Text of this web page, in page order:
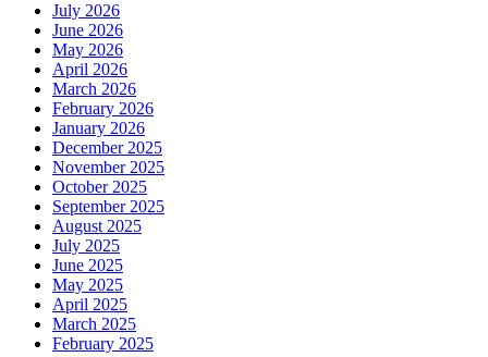
July 2026
June 2026
May 2026
April 2026
March 2026
February 2026
January 2026
December 2025
November 2025
October 2025
September 2025
August 2025
July 2025
June 2025
May 2025
April 2025
March 2025
February 2025